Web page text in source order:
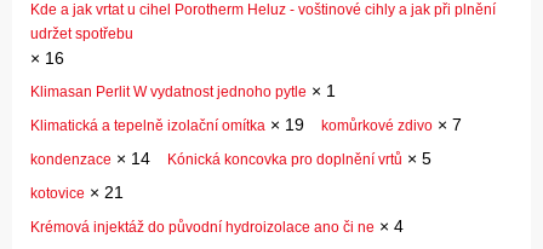
Kde a jak vrtat u cihel Porotherm Heluz - voštinové cihly a jak při plnění
udržet spotřebu
× 16
Klimasan Perlit W vydatnost jednoho pytle × 1
Klimatická a tepelně izolační omítka × 19 komůrkové zdivo × 7
kondenzace × 14 Kónická koncovka pro doplnění vrtů × 5
kotovice × 21
Krémová injektáž do původní hydroizolace ano či ne × 4